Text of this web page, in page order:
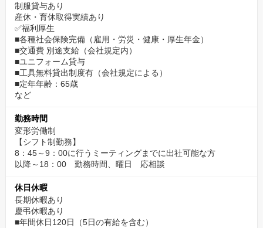
制服貸与あり
産休・育休取得実績あり
✅福利厚生
■各種社会保険完備（雇用・労災・健康・厚生年金）
■交通費 別途支給（会社規定内）
■ユニフォーム貸与
■工具無料貸出制度有（会社規定による）
■定年年齢：65歳
など
勤務時間
変形労働制
【シフト制勤務】
8：45～9：00に行うミーティングまでに出社可能な方
以降～18：00 勤務時間、曜日 応相談
休日休暇
長期休暇あり
慶弔休暇あり
■年間休日120日（5日の有給を含む）